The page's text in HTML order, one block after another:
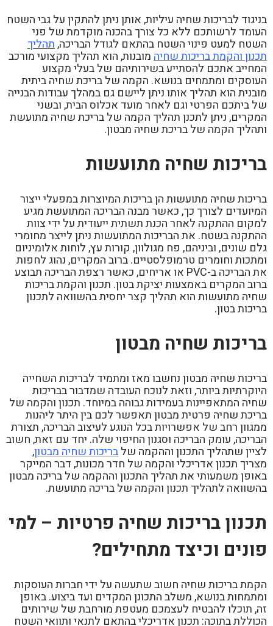
בניגוד לבריכות שחיה עיליות, אותן ניתן להתקין על גבי השטח
העומד לרשותכם ללא כל צורך בהכנה מוקדמת של פני
השטח למעט פינוי השטח בהתאם לגודל הבריכה,תהליך
תכנון והקמת בריכות שחיהמובנות, הוא תהליך מקצועי מורכב
המחייב אתכם להסתייע בשירותיהם של בעלי מקצוע
העוסקים ומתמחים בנושא. הקמה של בריכת שחיה ביתית
מובנית הוא תהליך אותו ניתן ליישם גם במהלך עבודות הבנייה
של ביתכם הפרטי וגם לאחר מועד אכלוס הבית, ובשני
המקרים, ניתן לתכנן תהליך הקמה של בריכת שחיה מתועשת
ותהליך הקמה של בריכת שחיה מבטון.
בריכות שחיה מתועשות
בריכות שחיה מתועשות הן בריכות המיוצרות במפעלי ייצור
המיועדים לצורך כך, כאשר מבנה הבריכה המתועשת מגיע
למקום ההתקנה לאחר הכנת תשתית ייעודית על ידי צוות
ההתקנה בשטח. את הבריכות המתועשות ניתן לייצר מחומרי
גלם שונים, וביניהם, פח מגולוון, קורות עץ, לוחות אלומיניום
ומתכות וחומרים טרמופלסטיים. ברוב המקרים, נהוג לחפות
את הבריכה ב-PVC או אריחים, כאשר רצפת הבריכה תבוצע
ברוב המקרים באמצעות יציקת בטון. תכנון והקמת בריכות
שחיה מתועשות הוא תהליך קצר יחסית בהשוואה לתכנון
בריכות בטון.
בריכות שחיה מבטון
בריכות שחיה מבטון נחשבו מאז ומתמיד לבריכות השחייה
היוקרתיות ביותר, וזאת לנוכח העובדה שמדבור בבריכות
שחיה המתאפיינות בעמידות גבוהה במיוחד. תכנון והקמה של
בריכת שחיה פרטית מבטון תאפשר לכם בין היתר ליהנות
ממגוון רחב של אפשרויות בכל הנוגע לעיצוב הבריכה, תצורת
הבריכה, עומק הבריכה וסגנון החיפוי שלה. יחד עם זאת, חשוב
לציין שתהליך התכנון וההקמה שלבריכות שחיה מבטון,
מצריך תכנון אדריכלי והקמה של חדר מכונות, דבר המייקר
באופן משמעותי את תהליך התכנון וההקמה של בריכה מבטון
בהשוואה לתהליך תכנון והקמה של בריכה מתועשת.
תכנון בריכות שחיה פרטיות – למי
פונים וכיצד מתחילים?
הקמת בריכות שחיה חשוב שתעשה על ידי חברות העוסקות
ומתמחות בנושא, משלב התכונן המקדים ועד ביצוע. באופן
זה, תוכלו להבטיח לעצמכם מעטפת מורחבת של שירותים
הכוללת בתוכה: תכנון אדריכלי בהתאם לתנאי ותוואי השטח